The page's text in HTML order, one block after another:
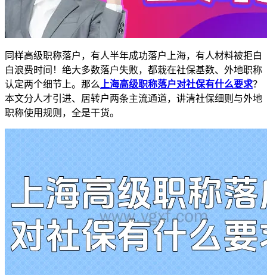
同样高级职称落户，有人半年成功落户上海，有人材料被拒白
白浪费时间！绝大多数落户失败，都栽在社保基数、外地职称
认定两个细节上。那么 上海高级职称落户对社保有什么要求？
本文分人才引进、居转户两条主流通道，讲清社保细则与外地
职称使用规则，全是干货。